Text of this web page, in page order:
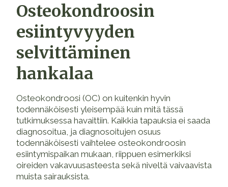
Osteokondroosin
esiintyvyyden
selvittäminen
hankalaa
Osteokondroosi (OC) on kuitenkin hyvin
todennäköisesti yleisempää kuin mitä tässä
tutkimuksessa havaittiin. Kaikkia tapauksia ei saada
diagnosoitua, ja diagnosoitujen osuus
todennäköisesti vaihtelee osteokondroosin
esiintymispaikan mukaan, riippuen esimerkiksi
oireiden vakavuusasteesta sekä niveltä vaivaavista
muista sairauksista.